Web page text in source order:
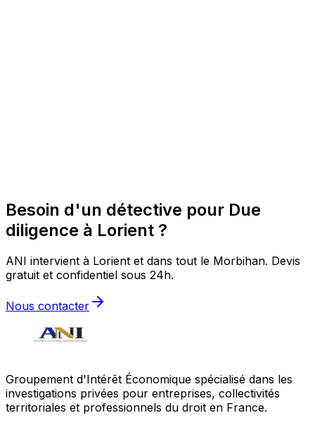
Besoin d'un détective pour Due
diligence à Lorient ?
ANI intervient à Lorient et dans tout le Morbihan. Devis
gratuit et confidentiel sous 24h.
Nous contacter
Groupement d'Intérêt Économique spécialisé dans les
investigations privées pour entreprises, collectivités
territoriales et professionnels du droit en France.